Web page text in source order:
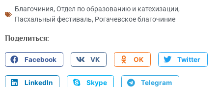
Благочиния, Отдел по образованию и катехизации,
Пасхальный фестиваль, Рогачевское благочиние
Поделиться:
Facebook VK OK Twitter
LinkedIn Skype Telegram